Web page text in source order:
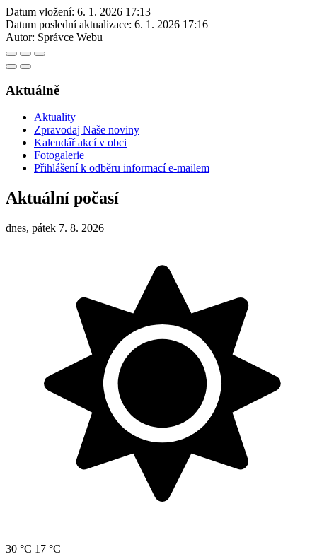
Datum vložení: 6. 1. 2026 17:13
Datum poslední aktualizace: 6. 1. 2026 17:16
Autor: Správce Webu
Aktuálně
Aktuality
Zpravodaj Naše noviny
Kalendář akcí v obci
Fotogalerie
Přihlášení k odběru informací e-mailem
Aktuální počasí
dnes, pátek 7. 8. 2026
30 °C 17 °C